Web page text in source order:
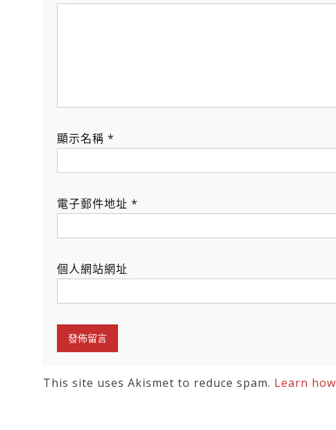
顯示名稱 *
電子郵件地址 *
個人網站網址
This site uses Akismet to reduce spam. Learn